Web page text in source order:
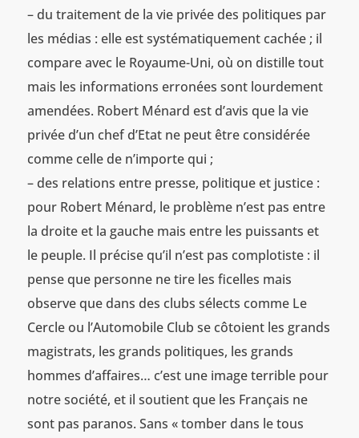
– du traitement de la vie privée des politiques par
les médias : elle est systématiquement cachée ; il
compare avec le Royaume-Uni, où on distille tout
mais les informations erronées sont lourdement
amendées. Robert Ménard est d’avis que la vie
privée d’un chef d’Etat ne peut être considérée
comme celle de n’importe qui ;
– des relations entre presse, politique et justice :
pour Robert Ménard, le problème n’est pas entre
la droite et la gauche mais entre les puissants et
le peuple. Il précise qu’il n’est pas complotiste : il
pense que personne ne tire les ficelles mais
observe que dans des clubs sélects comme Le
Cercle ou l’Automobile Club se côtoient les grands
magistrats, les grands politiques, les grands
hommes d’affaires… c’est une image terrible pour
notre société, et il soutient que les Français ne
sont pas paranos. Sans « tomber dans le tous